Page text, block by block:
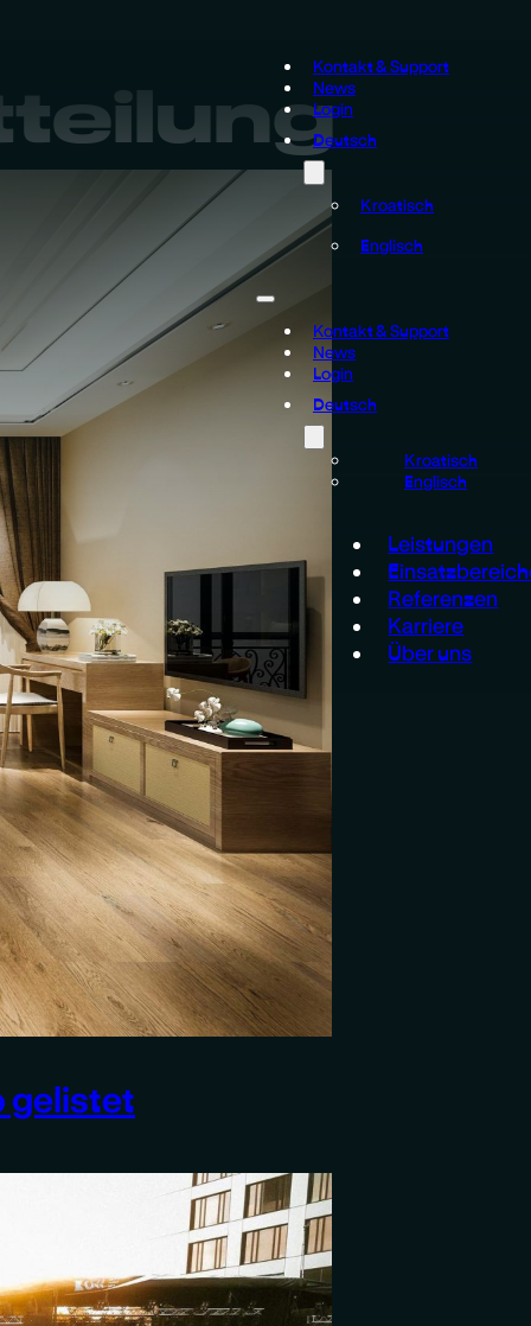
Kontakt & Support
News
Login
Deutsch
Kroatisch
Englisch
Kontakt & Support
News
Login
Deutsch
Kroatisch
Englisch
Leistungen
Referenzen
Karriere
Über uns
gelistet